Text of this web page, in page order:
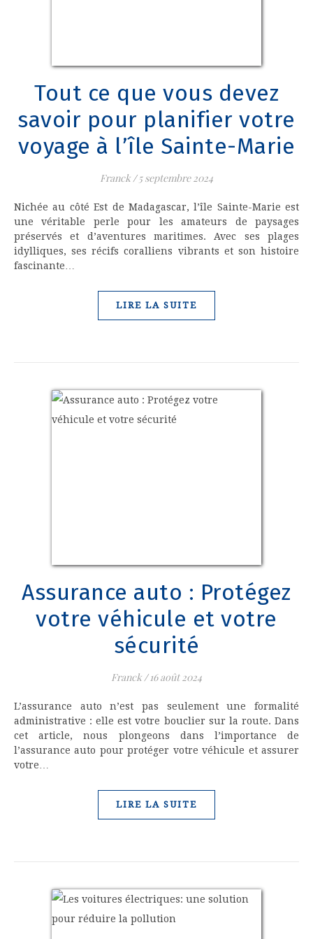
Tout ce que vous devez
savoir pour planifier votre
voyage à l’île Sainte-Marie
Franck/ 5 septembre 2024
Nichée au côté Est de Madagascar, l’île Sainte-Marie est
une véritable perle pour les amateurs de paysages
préservés et d’aventures maritimes. Avec ses plages
idylliques, ses récifs coralliens vibrants et son histoire
fascinante…
LIRE LA SUITE
Assurance auto : Protégez
votre véhicule et votre
sécurité
Franck/ 16 août 2024
L’assurance auto n’est pas seulement une formalité
administrative : elle est votre bouclier sur la route. Dans
cet article, nous plongeons dans l’importance de
l’assurance auto pour protéger votre véhicule et assurer
votre…
LIRE LA SUITE